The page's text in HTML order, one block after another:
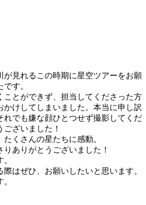
が見れるこの時期に星空ツアーをお願
す。
ことができず、担当してくださった方
かけしてしまいました。本当に申し訳
れでも嫌な顔ひとつせず撮影してくだ
ざいました！
たくさんの星たちに感動。
ありがとうございました！
際はぜひ、お願いしたいと思います。